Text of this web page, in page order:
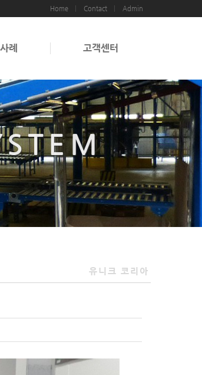
Home Contact Admin
례 고객센터
유니크 코리아